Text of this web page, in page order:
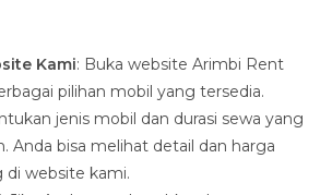
Kami: Buka website Arimbi Rent
pilihan mobil yang tersedia.
jenis mobil dan durasi sewa yang
Anda bisa melihat detail dan harga
di website kami.